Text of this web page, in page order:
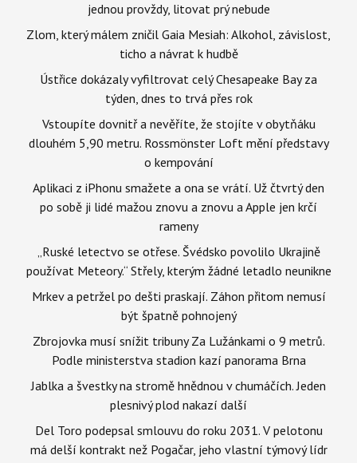
jednou provždy, litovat prý nebude
Zlom, který málem zničil Gaia Mesiah: Alkohol, závislost,
ticho a návrat k hudbě
Ústřice dokázaly vyfiltrovat celý Chesapeake Bay za
týden, dnes to trvá přes rok
Vstoupíte dovnitř a nevěříte, že stojíte v obytňáku
dlouhém 5,90 metru. Rossmönster Loft mění představy
o kempování
Aplikaci z iPhonu smažete a ona se vrátí. Už čtvrtý den
po sobě ji lidé mažou znovu a znovu a Apple jen krčí
rameny
„Ruské letectvo se otřese. Švédsko povolilo Ukrajině
používat Meteory.“ Střely, kterým žádné letadlo neunikne
Mrkev a petržel po dešti praskají. Záhon přitom nemusí
být špatně pohnojený
Zbrojovka musí snížit tribuny Za Lužánkami o 9 metrů.
Podle ministerstva stadion kazí panorama Brna
Jablka a švestky na stromě hnědnou v chumáčích. Jeden
plesnivý plod nakazí další
Del Toro podepsal smlouvu do roku 2031. V pelotonu
má delší kontrakt než Pogačar, jeho vlastní týmový lídr